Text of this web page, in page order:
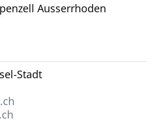
Ausserrhoden
Stadt